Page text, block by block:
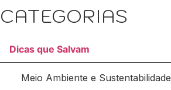
CATEGORIAS
Dicas que Salvam
Meio Ambiente e Sustentabilidade